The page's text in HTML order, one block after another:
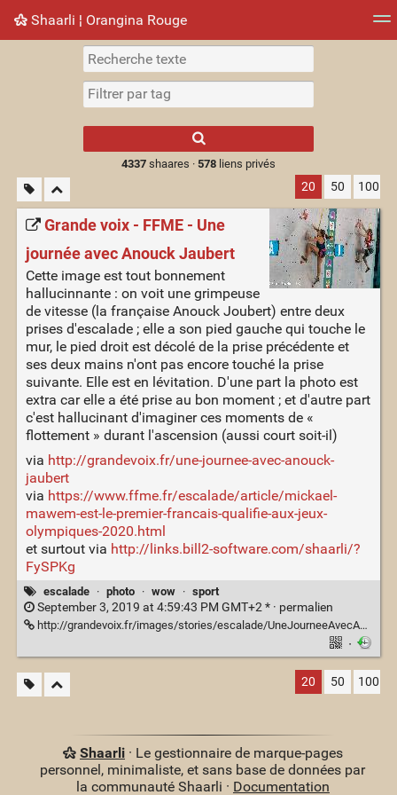
Shaarli ¦ Orangina Rouge
Nuage de tags Mur d'images
results.
4337shaares · 578liens privés
20 50 100
Grande voix - FFME - Une
journée avec Anouck Jaubert
Cette image est tout bonnement
hallucinnante : on voit une grimpeuse
de vitesse (la française Anouck Joubert) entre deux
prises d'escalade ; elle a son pied gauche qui touche le
mur, le pied droit est décolé de la prise précédente et
ses deux mains n'ont pas encore touché la prise
suivante. Elle est en lévitation. D'une part la photo est
extra car elle a été prise au bon moment ; et d'autre part
c'est hallucinant d'imaginer ces moments de «
flottement » durant l'ascension (aussi court soit-il)
via http://grandevoix.fr/une-journee-avec-anouck-
jaubert
via https://www.ffme.fr/escalade/article/mickael-
mawem-est-le-premier-francais-qualifie-aux-jeux-
olympiques-2020.html
et surtout via http://links.bill2-software.com/shaarli/?
FySPKg
escalade · photo · wow · sport
September 3, 2019 at 4:59:43 PM GMT+2 * · permalien
http://grandevoix.fr/images/stories/escalade/UneJourneeAvecAnouckJaubert/29885847088_26afdbf87e_k.jpg
·
20 50 100
Shaarli· Le gestionnaire de marque-pages
personnel, minimaliste, et sans base de données par
la communauté Shaarli · Documentation